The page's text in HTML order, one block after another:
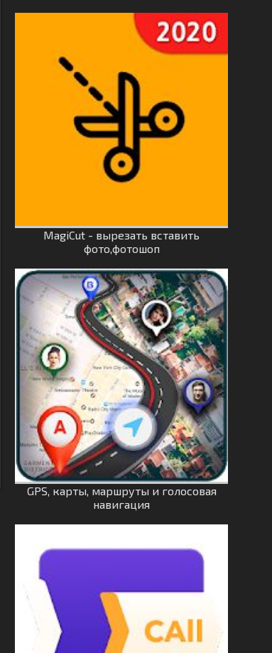
MagiCut - вырезать вставить
фото,фотошоп
GPS, карты, маршруты и голосовая
навигация